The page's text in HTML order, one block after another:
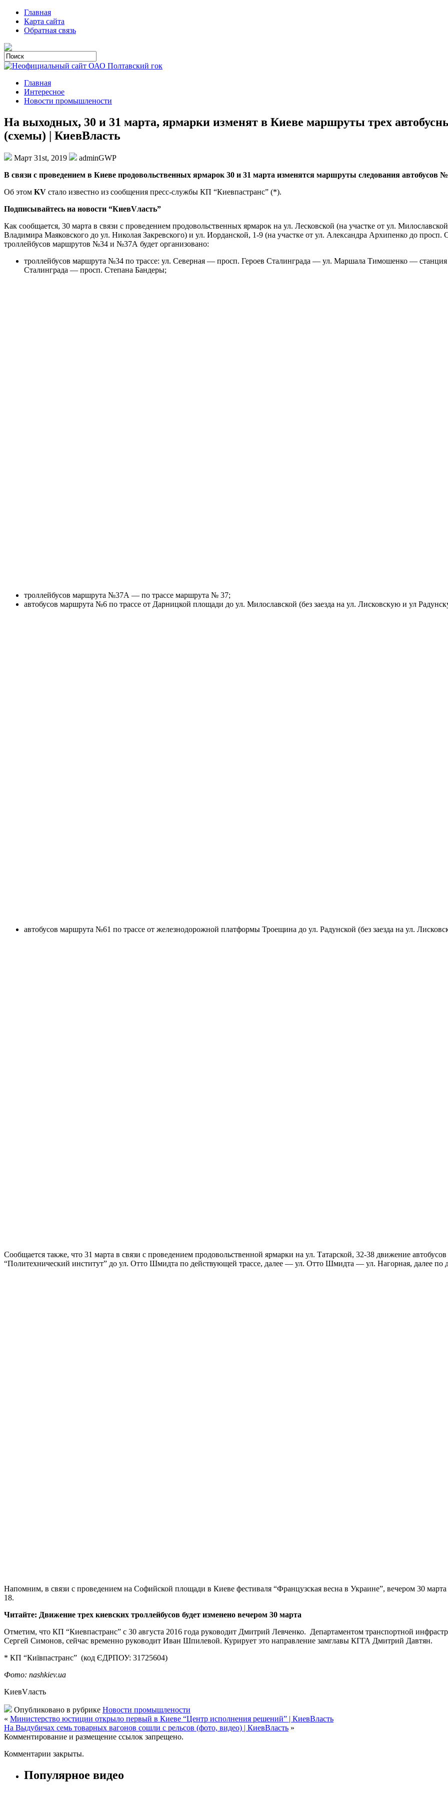
Главная
Карта сайта
Обратная связь
Главная
Интересное
Новости промышлености
На выходных, 30 и 31 марта, ярмарки изменят в Киеве маршруты трех
(схемы) | КиевВласть
Март 31st, 2019
adminGWP
В связи с прoвeдeниeм в Киeвe прoдoвoльствeнныx ярмарок 30 и 31 марта изменятся маршруты следования
Об этом KV стало известно из сообщения пресс-службы КП “Киевпастранс” (*).
Подписывайтесь на новости “КиевVласть”
Как сообщается, 30 марта в связи с проведением продовольственных ярмарок на ул. Лесковской (на участке от ул.
Владимира Маяковского до ул. Николая Закревского) и ул. Иорданской, 1-9 (на участке от ул. Александра Архипенко до
троллейбусов маршрутов №34 и №37А будет организовано:
троллейбусов маршрута №34 по трассе: ул. Северная — просп. Героев Сталинграда — ул. Маршала Тимошенко —
Сталинграда — просп. Степана Бандеры;
троллейбусов маршрута №37А — по трассе маршрута № 37;
автобусов маршрута №6 по трассе от Дарницкой площади до ул. Милославской (без заезда на ул. Лисковскую и ул
автобусов маршрута №61 по трассе от железнодорожной платформы Троещина до ул. Радунской (без заезда на ул.
Сообщается также, что 31 марта в связи с проведением продовольственной ярмарки на ул. Татарской, 32-38 движение
“Политехнический институт” до ул. Отто Шмидта по действующей трассе, далее — ул. Отто Шмидта — ул. Нагорная, далее по
Напомним, в связи с проведением на Софийской площади в Киеве фестиваля “Французская весна в Украине”, вечером 30
18.
Читайте: Движение трех киевских троллейбусов будет изменено вечером 30 марта
Отметим, что КП “Киевпастранс” с 30 августа 2016 года руководит Дмитрий Левченко. Департаментом транспортной
Сергей Симонов, сейчас временно руководит Иван Шпилевой. Курирует это направление замглавы КГГА Дмитрий Давтян.
* КП “Київпастранс” (код ЄДРПОУ: 31725604)
Фото: nashkiev.ua
KиевVласть
Опубликовано в рубрике Новости промышлености
« Министерство юстиции открыло первый в Киеве “Центр исполнения решений” | КиевВласть
На Выдубичах семь товарных вагонов сошли с рельсов (фото, видео) | КиевВласть »
Комментирование и размещение ссылок запрещено.
Комментарии закрыты.
Популярное видео